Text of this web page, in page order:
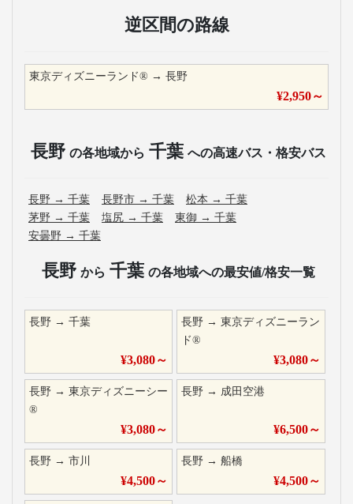
逆区間の路線
東京ディズニーランド® → 長野
¥2,950～
長野 の各地域から 千葉 への高速バス・格安バス
長野 → 千葉 長野市 → 千葉 松本 → 千葉
茅野 → 千葉 塩尻 → 千葉 東御 → 千葉
安曇野 → 千葉
長野 から 千葉 の各地域への最安値/格安一覧
長野 → 千葉
¥3,080～
長野 →東京ディズニーラン
ド®
¥3,080～
長野 → 東京ディズニーシー
®
¥3,080～
長野 → 成田空港
¥6,500～
長野 → 市川
¥4,500～
長野 →船橋
¥4,500～